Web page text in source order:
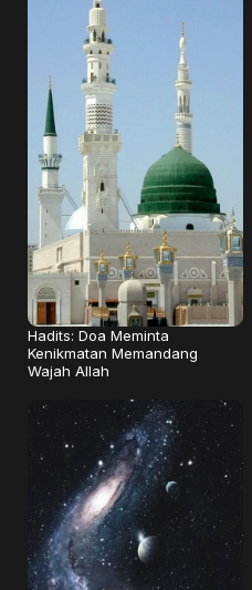
Hadits: Doa Meminta
Kenikmatan Memandang
Wajah Allah